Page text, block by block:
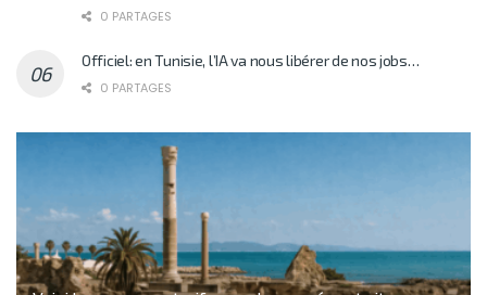
0 PARTAGES
Officiel: en Tunisie, l’IA va nous libérer de nos jobs…
0 PARTAGES